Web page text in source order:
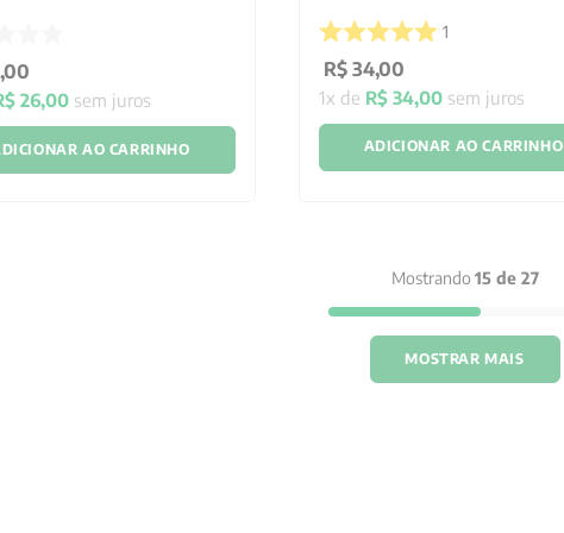
,00
26,00 sem juros
AO CARRINHO
1
R$ 34,00
1x de R$ 34,00sem juros
ADICIONAR AO CARRINHO
Mostrando 15 de 27
MOSTRAR MAIS